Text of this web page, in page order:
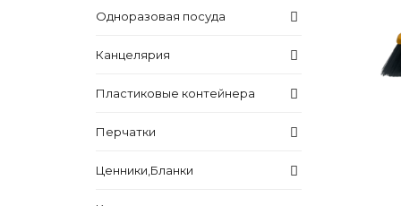
Одноразовая посуда
Канцелярия
Пластиковые контейнера
Перчатки
Ценники,Бланки